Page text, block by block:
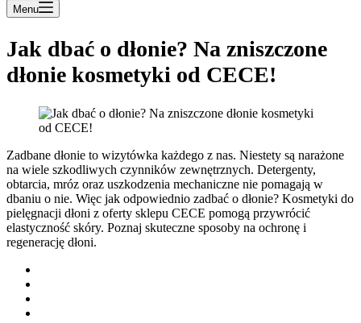
Menu
Jak dbać o dłonie? Na zniszczone
dłonie kosmetyki od CECE!
Zadbane dłonie to wizytówka każdego z nas. Niestety są narażone
na wiele szkodliwych czynników zewnętrznych. Detergenty,
obtarcia, mróz oraz uszkodzenia mechaniczne nie pomagają w
dbaniu o nie. Więc jak odpowiednio zadbać o dłonie? Kosmetyki do
pielęgnacji dłoni z oferty sklepu CECE pomogą przywrócić
elastyczność skóry. Poznaj skuteczne sposoby na ochronę i
regenerację dłoni.